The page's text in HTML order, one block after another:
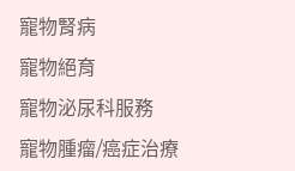
寵物腎病
寵物絕育
寵物泌尿科服務
寵物腫瘤/癌症治療